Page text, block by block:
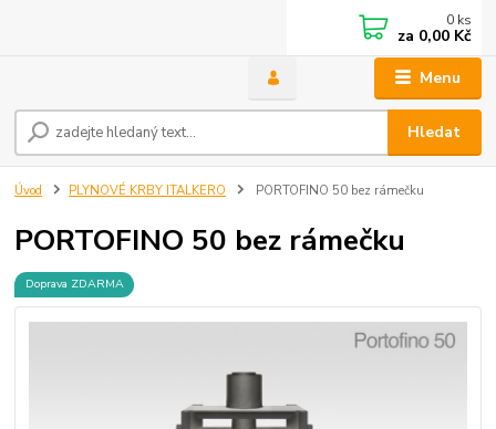
Menu
Hledat
0 ks
za 0,00 Kč
Úvod PLYNOVÉ KRBY ITALKERO PORTOFINO 50 bez rámečku
PORTOFINO 50 bez rámečku
Doprava ZDARMA